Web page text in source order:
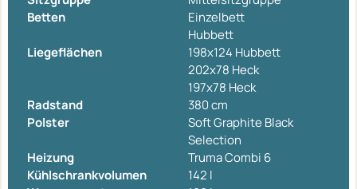
Betten
Einzelbett
Hubbett
Liegeflächen
198x124 Hubbett
202x78 Heck
197x78 Heck
Radstand
380 cm
Polster
Soft Graphite Black
Selection
Heizung
Truma Combi 6
Kühlschrankvolumen
142 l